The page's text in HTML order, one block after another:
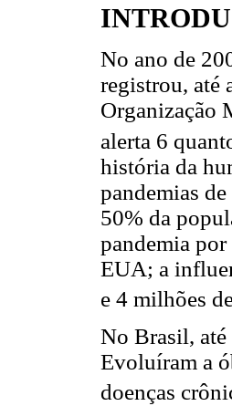
No ano de
registrou, até
Organização
alerta 6
história da
pandemias
50% da
pandemia
EUA; a
e 4 milhões
No Brasil,
Evoluíram a
doenças